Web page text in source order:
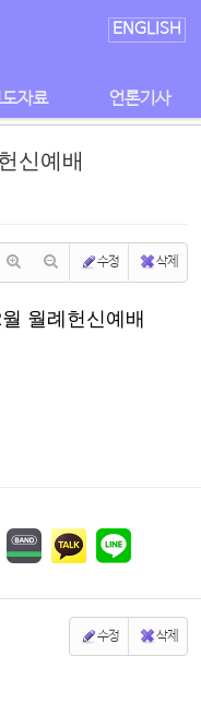
ENGLISH
자료 언론기사
신예배
수정 삭제
월례헌신예배
수정 삭제